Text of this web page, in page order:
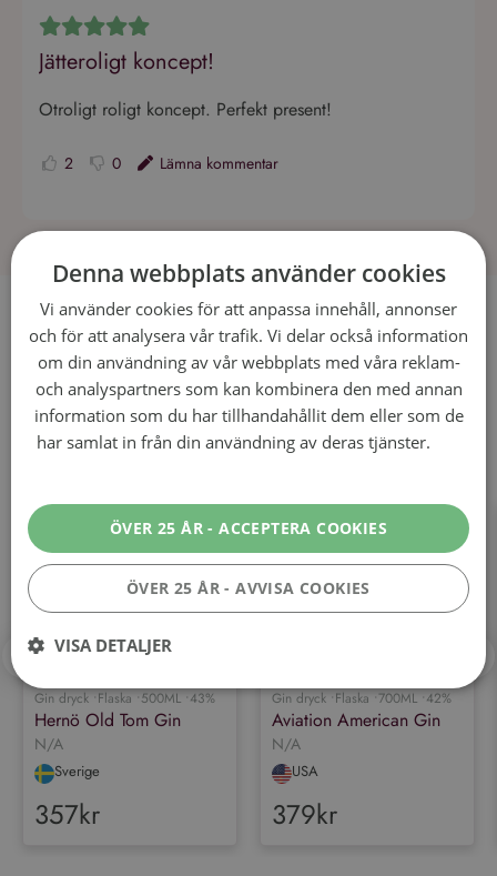
Jätteroligt koncept!
Otroligt roligt koncept. Perfekt present!
2 0 Lämna kommentar
Recept som passar till Ginbox
No data was found
Andra drycker inom "Gin
Gin dryck •Flaska •500ML •43%
Hernö Old Tom Gin
N/A
Sverige
357kr
Gin dryck •Flaska •700ML •42%
Aviation American Gin
N/A
USA
379kr
Denna webbplats använder cookies
Vi använder cookies för att anpassa innehåll, annonser
och för att analysera vår trafik. Vi delar också information
om din användning av vår webbplats med våra reklam-
och analyspartners som kan kombinera den med annan
information som du har tillhandahållit dem eller som de
har samlat in från din användning av deras tjänster.
ÖVER 25 ÅR - ACCEPTERA COOKIES
ÖVER 25 ÅR - AVVISA COOKIES
VISA DETALJER
Performance-cookies används för att se hur besökare använder
att direkt identifiera en viss besökare.